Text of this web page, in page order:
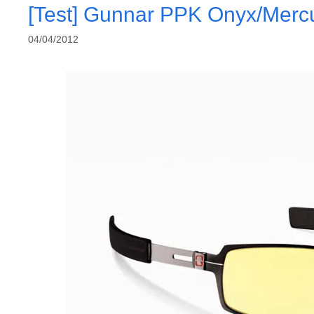
[Test] Gunnar PPK Onyx/
04/04/2012